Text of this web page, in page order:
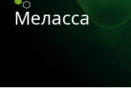
Меласса